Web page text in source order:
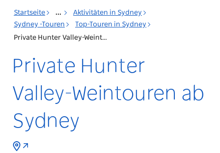
Startseite ...
Aktivitäten in Sydney
Sydney -Touren
Top-Touren in Sydney
Private Hunter Valley-Weintouren ab Sydney
Private Hunter
Valley-Weintouren ab
Sydney